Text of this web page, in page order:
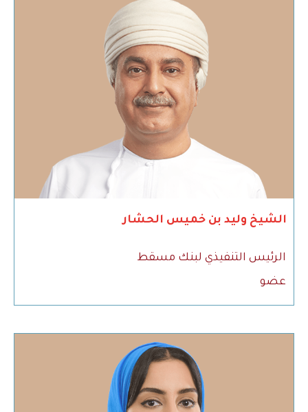
الشيخ وليد بن خميس الحشار
الرئيس التنفيذي لبنك مسقط
عضو